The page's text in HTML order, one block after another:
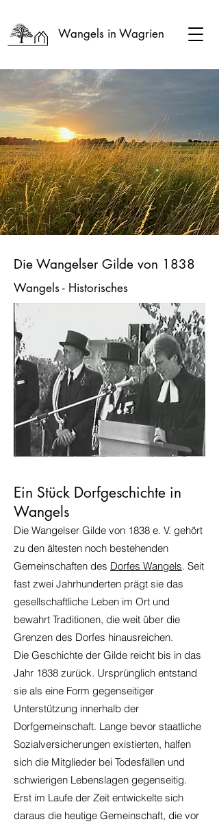
Wangels in Wagrien
Die Wangelser Gilde von 1838
Wangels - Historisches
Ein Stück Dorfgeschichte in
Wangels
Die Wangelser Gilde von 1838 e. V. gehört
zu den ältesten noch bestehenden
Gemeinschaften des Dorfes Wangels. Seit
fast zwei Jahrhunderten prägt sie das
gesellschaftliche Leben im Ort und
bewahrt Traditionen, die weit über die
Grenzen des Dorfes hinausreichen.
Die Geschichte der Gilde reicht bis in das
Jahr 1838 zurück. Ursprünglich entstand
sie als eine Form gegenseitiger
Unterstützung innerhalb der
Dorfgemeinschaft. Lange bevor staatliche
Sozialversicherungen existierten, halfen
sich die Mitglieder bei Todesfällen und
schwierigen Lebenslagen gegenseitig.
Erst im Laufe der Zeit entwickelte sich
daraus die heutige Gemeinschaft, die vor